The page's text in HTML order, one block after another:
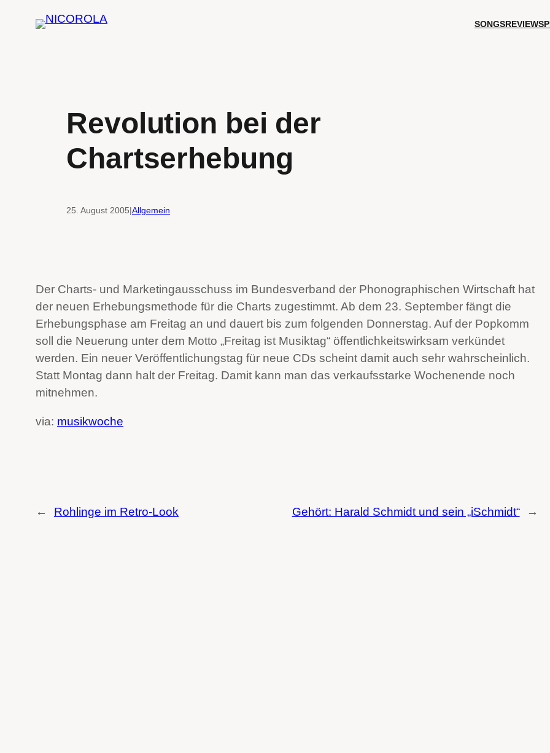
SONGSREVIEWS
Revolution bei der
Chartserhebung
25. August 2005|Allgemein
Der Charts- und Marketingausschuss im Bundesverband der Phonographischen Wirtschaft hat
der neuen Erhebungsmethode für die Charts zugestimmt. Ab dem 23. September fängt die
Erhebungsphase am Freitag an und dauert bis zum folgenden Donnerstag. Auf der Popkomm
soll die Neuerung unter dem Motto „Freitag ist Musiktag“ öffentlichkeitswirksam verkündet
werden. Ein neuer Veröffentlichungstag für neue CDs scheint damit auch sehr wahrscheinlich.
Statt Montag dann halt der Freitag. Damit kann man das verkaufsstarke Wochenende noch
mitnehmen.
via: musikwoche
← Rohlinge im Retro-Look Gehört: Harald Schmidt und sein „iSchmidt“ →